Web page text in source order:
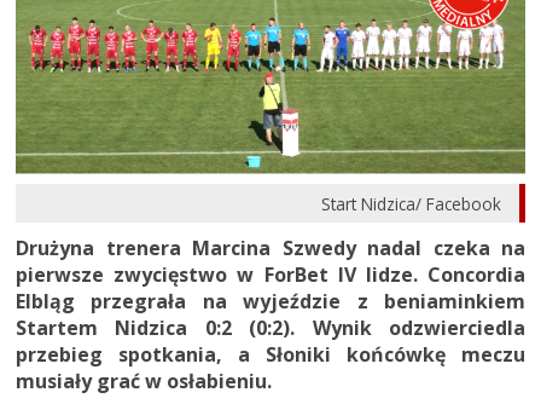
Start Nidzica/ Facebook
Drużyna trenera Marcina Szwedy nadal czeka na
pierwsze zwycięstwo w ForBet IV lidze. Concordia
Elbląg przegrała na wyjeździe z beniaminkiem
Startem Nidzica 0:2 (0:2). Wynik odzwierciedla
przebieg spotkania, a Słoniki końcówkę meczu
musiały grać w osłabieniu.